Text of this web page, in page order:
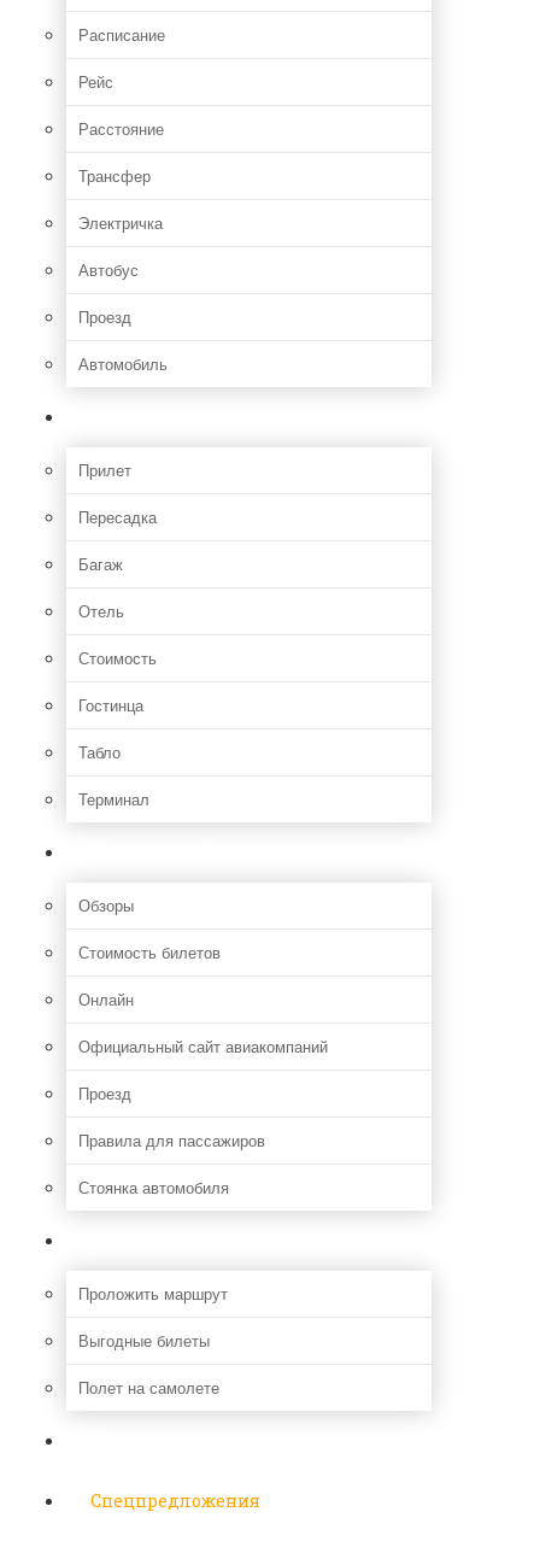
Расписание
Рейс
Расстояние
Трансфер
Электричка
Автобус
Проезд
Автомобиль
Прилет
Пересадка
Багаж
Отель
Стоимость
Гостинца
Табло
Терминал
Обзоры
Стоимость билетов
Онлайн
Официальный сайт авиакомпаний
Проезд
Правила для пассажиров
Стоянка автомобиля
Проложить маршрут
Выгодные билеты
Полет на самолете
Спецпредложения